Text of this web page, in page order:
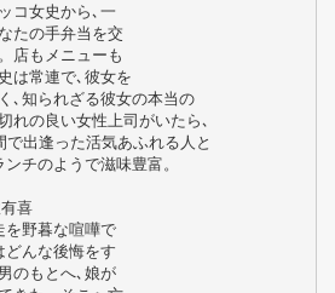
コ女史から､一
たの手弁当を交
店もメニューも
は常連で､彼女を
､知られざる彼女の本当の
れの良い女性上司がいたら､
出逢った活気あふれる人と
チのようで滋味豊富。
喜
を野暮な喧嘩で
どんな後悔をす
のもとへ､娘が